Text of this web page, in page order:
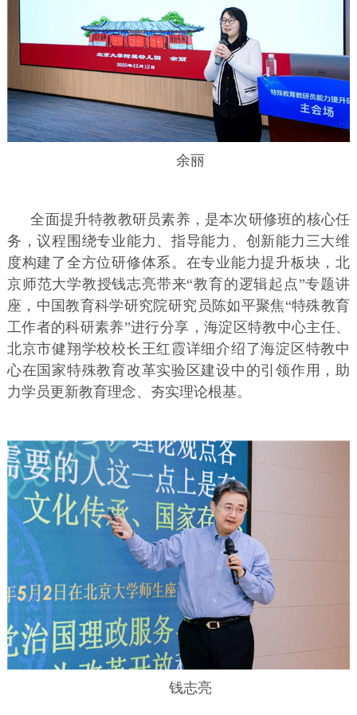
余丽
全面提升特教教研员素养，是本次研修班的核心任
务，议程围绕专业能力、指导能力、创新能力三大维
度构建了全方位研修体系。在专业能力提升板块，北
京师范大学教授钱志亮带来“教育的逻辑起点”专题讲
座，中国教育科学研究院研究员陈如平聚焦“特殊教育
工作者的科研素养”进行分享，海淀区特教中心主任、
北京市健翔学校校长王红霞详细介绍了海淀区特教中
心在国家特殊教育改革实验区建设中的引领作用，助
力学员更新教育理念、夯实理论根基。
钱志亮